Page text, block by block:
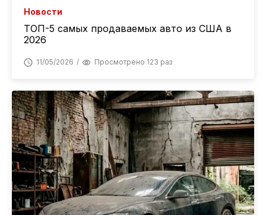
Новости
ТОП-5 самых продаваемых авто из США в
2026
11/05/2026 Просмотрено 123 раз